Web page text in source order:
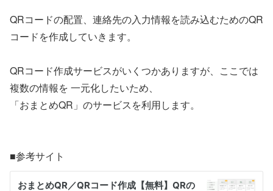
QRコードの配置、連絡先の入力情報を読み込むためのQR
コードを作成していきます。
QRコード作成サービスがいくつかありますが、ここでは
複数の情報を 一元化したいため、
「おまとめQR」のサービスを利用します。
■参考サイト